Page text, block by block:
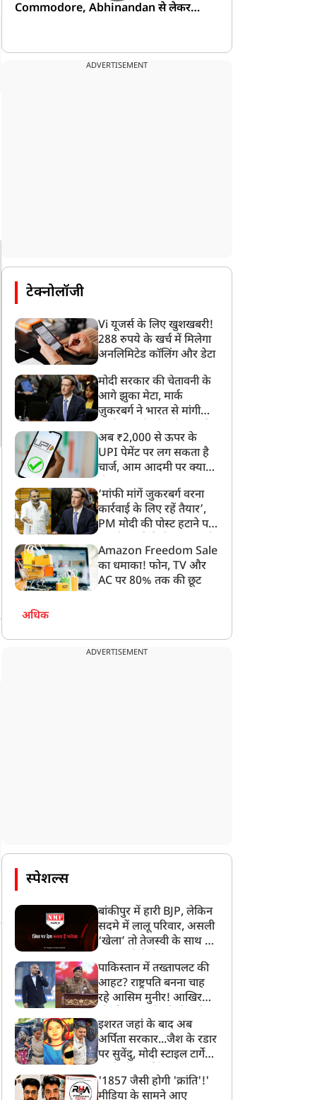
पाकिस्तानी खिलाडी मोहम्मद
नवाज पर डोपिंग के चलते
केएल राहुल के साथ
नाइंसाफी? गंभीर और टीम
श्रीकांत ने उठाए सवाल
Commodore, Abhinandan से लेकर
ADVERTISEMENT
टेक्नोलॉजी
Vi यूजर्स के लिए खुशखबरी!
288 रुपये के खर्च में मिलेगा
अनलिमिटेड कॉलिंग और डेटा
मोदी सरकार की चेतावनी के
आगे झुका मेटा, मार्क
ज़ुकरबर्ग ने भारत से मांगी
अब ₹2,000 से ऊपर के
UPI पेमेंट पर लग सकता है
चार्ज, आम आदमी पर क्या
‘मांफी मांगें जुकरबर्ग वरना
कार्रवाई के लिए रहें तैयार’,
PM मोदी की पोस्ट हटाने पर
लगाई फटकार
Amazon Freedom Sale
का धमाका! फोन, TV और
AC पर 80% तक की छूट
अधिक
ADVERTISEMENT
स्पेशल्स
बांकीपुर में हारी BJP, लेकिन
सदमे में लालू परिवार, असली
‘खेला’ तो तेजस्वी के साथ हो
पाकिस्तान में तख्तापलट की
आहट? राष्ट्रपति बनना चाह
रहे आसिम मुनीर! आखिर
बनाया मोहरा?
इशरत जहां के बाद अब
अर्पिता सरकार...जैश के रडार
पर सुवेंदु, मोदी स्टाइल टार्गेट
बड़ा एक्शन!
'1857 जैसी होगी 'क्रांति'!'
मीडिया के सामने आए